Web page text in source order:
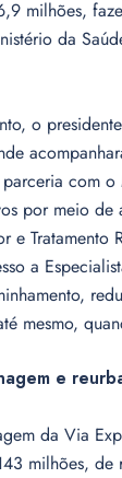
milhões,
da
o
com
por meio de
e Tratamento
a
mesmo,
e
da Via
milhões,